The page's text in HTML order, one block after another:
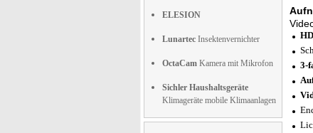
ELESION
Lunartec Insektenvernichter
OctaCam Kamera mit Mikrofon
Sichler Haushaltsgeräte
Klimageräte mobile Klimaanlagen
3-